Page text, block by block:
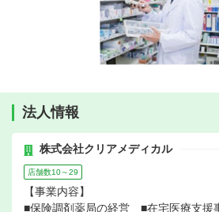
法人情報
株式会社クリアメディカル
店舗数10～29
【事業内容】
■保険調剤薬局の経営 ■在宅医療支